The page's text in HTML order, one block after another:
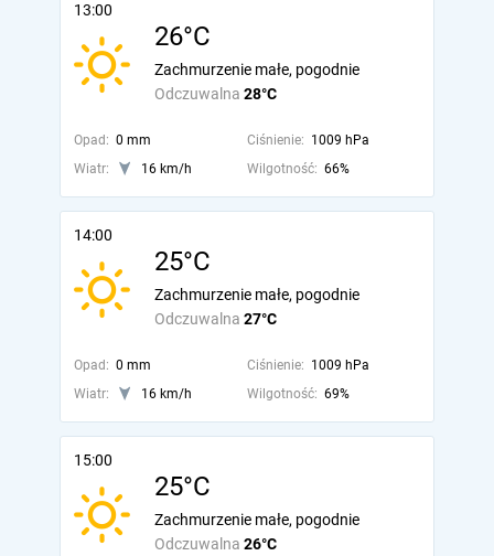
13:00
26°C
Odczuwalna 28°C
Zachmurzenie małe, pogodnie
Opad: 0 mm Ciśnienie: 1009 hPa
Wiatr:
16 km/h Wilgotność: 66%
14:00
25°C
Odczuwalna 27°C
Zachmurzenie małe, pogodnie
Opad: 0 mm Ciśnienie: 1009 hPa
Wiatr:
16 km/h Wilgotność: 69%
15:00
25°C
Odczuwalna 26°C
Zachmurzenie małe, pogodnie